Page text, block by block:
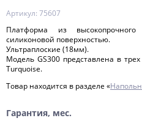
Артикул: 75607
Платформа из
силиконовой поверхностью.
Ультраплоские (18мм).
Модель GS300 представлена в
Turquoise.
Товар находится в разделе «
Гарантия, мес.